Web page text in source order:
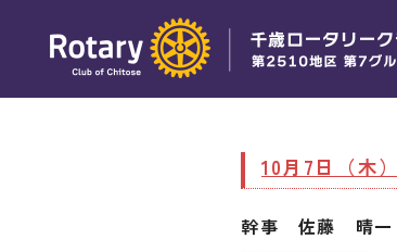
10月7日（木
幹事 佐藤 晴一